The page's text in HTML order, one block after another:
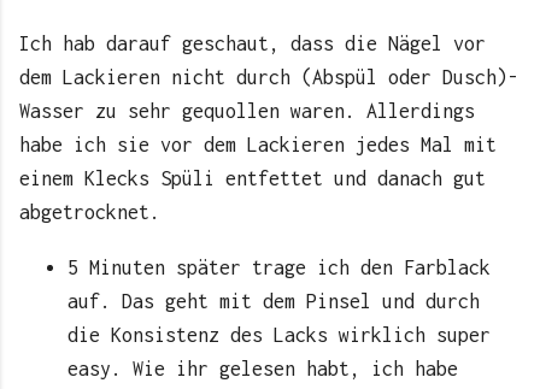
Ich hab darauf geschaut, dass die Nägel vor
dem Lackieren nicht durch (Abspül oder Dusch)-
Wasser zu sehr gequollen waren. Allerdings
habe ich sie vor dem Lackieren jedes Mal mit
einem Klecks Spüli entfettet und danach gut
abgetrocknet.
5 Minuten später trage ich den Farblack
auf. Das geht mit dem Pinsel und durch
die Konsistenz des Lacks wirklich super
easy. Wie ihr gelesen habt, ich habe